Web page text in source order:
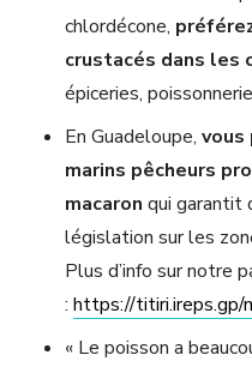
chlordécone,
crustacés dans les
épiceries,
En Guadeloupe, vous
marins pêcheurs
macaron qui garantit
législation sur les
Plus d’info sur notre
: https://titiri.ireps.gp/
« Le poisson a